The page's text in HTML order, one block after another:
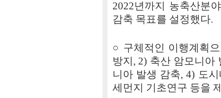
2022년까지 농축산분
감축 목표를 설정했다.
○ 구체적인 이행계획
방지, 2) 축산 암모니아
니아 발생 감축, 4) 도
세먼지 기초연구 등을